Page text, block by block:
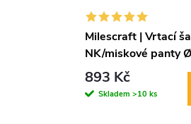
Milescraft | Vrtací
NK/miskové panty
893 Kč
Skladem >10 ks